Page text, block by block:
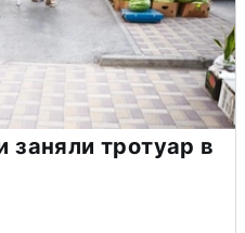
заняли тротуар в